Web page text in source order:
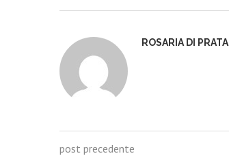
ROSARIA DI PRATA
post precedente